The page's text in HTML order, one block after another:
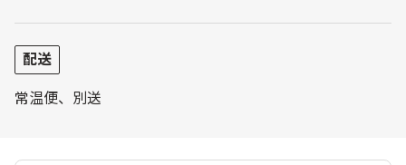
配送
常温便、別送